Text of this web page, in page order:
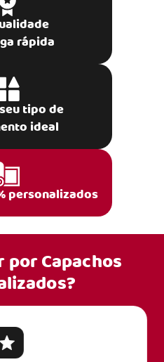
rápida
tipo de
ideal
personalizados
porCapachos